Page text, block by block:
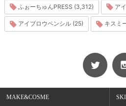
ふぉーちゅんPRESS (3,312) ア
アイブロウペンシル (25) キスミ
MAKE&COSME